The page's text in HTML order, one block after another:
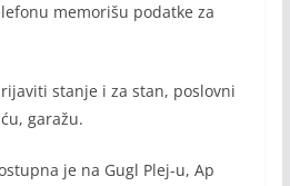
memorišu podatke za
stanje i za stan, poslovni
garažu.
je na Gugl Plej-u, Ap